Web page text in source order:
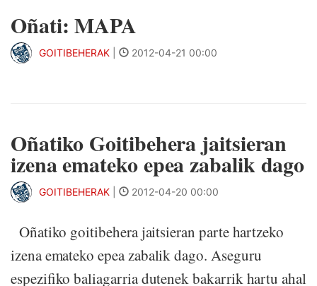
Oñati: MAPA
GOITIBEHERAK 2012-04-21 00:00
Oñatiko Goitibehera jaitsieran
izena emateko epea zabalik dago
GOITIBEHERAK 2012-04-20 00:00
Oñatiko goitibehera jaitsieran parte hartzeko
izena emateko epea zabalik dago. Aseguru
espezifiko baliagarria dutenek bakarrik hartu ahal